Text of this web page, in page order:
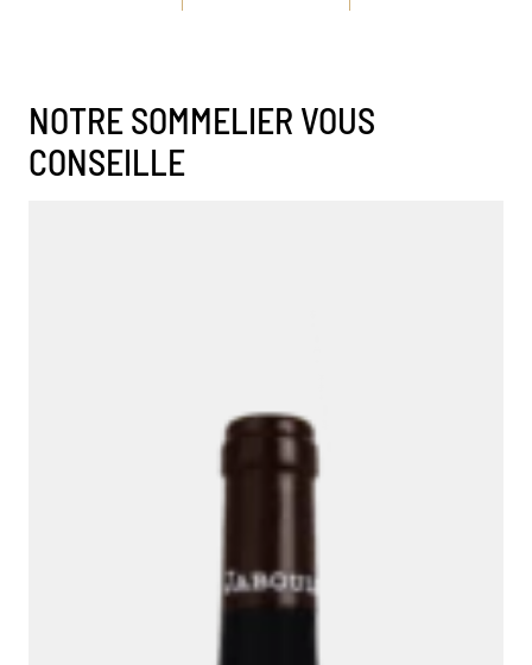
NOTRE SOMMELIER VOUS
CONSEILLE